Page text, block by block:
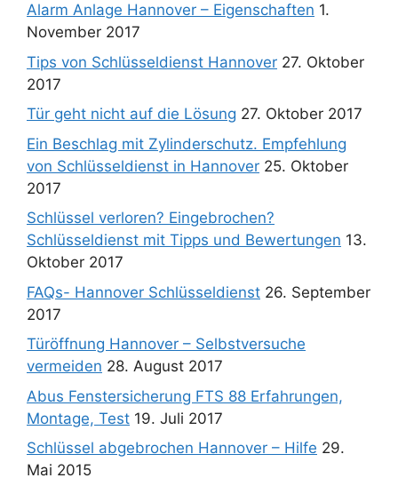
Alarm Anlage Hannover – Eigenschaften 1.
November 2017
Tips von Schlüsseldienst Hannover 27. Oktober
2017
Tür geht nicht auf die Lösung 27. Oktober 2017
Ein Beschlag mit Zylinderschutz. Empfehlung
von Schlüsseldienst in Hannover 25. Oktober
2017
Schlüssel verloren? Eingebrochen?
Schlüsseldienst mit Tipps und Bewertungen 13.
Oktober 2017
FAQs- Hannover Schlüsseldienst 26. September
2017
Türöffnung Hannover – Selbstversuche
vermeiden 28. August 2017
Abus Fenstersicherung FTS 88 Erfahrungen,
Montage, Test 19. Juli 2017
Schlüssel abgebrochen Hannover – Hilfe 29.
Mai 2015